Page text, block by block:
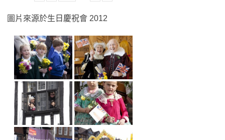
圖片來源於生日慶祝會 2012